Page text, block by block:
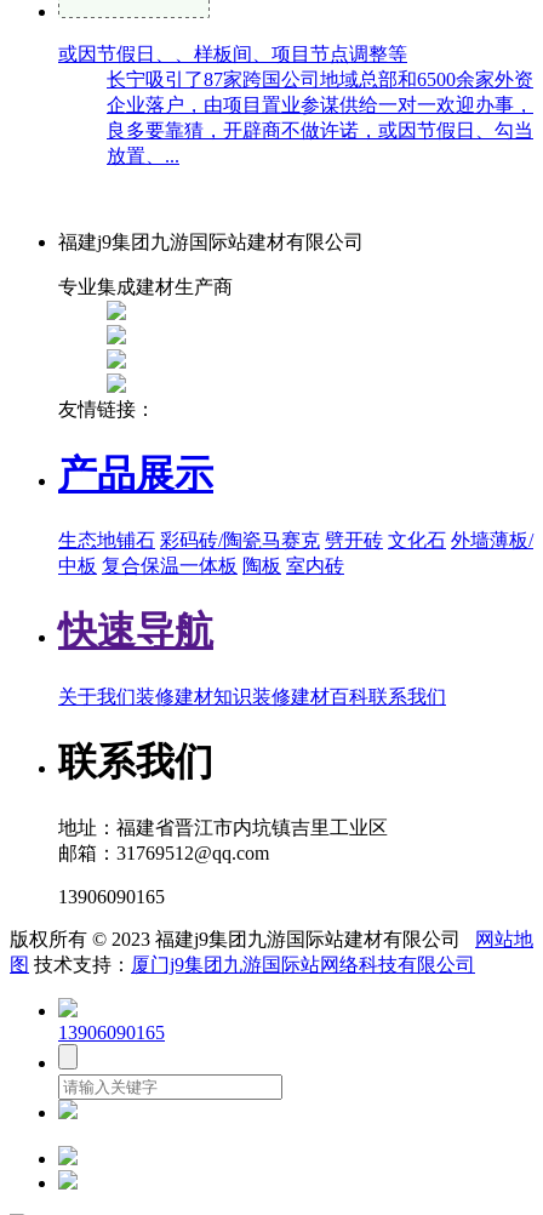
或因节假日、、样板间、项目节点调整等
长宁吸引了87家跨国公司地域总部和6500余家外资
企业落户，由项目置业参谋供给一对一欢迎办事，
良多要靠猜，开辟商不做许诺，或因节假日、勾当
放置、...
福建j9集团九游国际站建材有限公司
专业集成建材生产商
友情链接：
产品展示
生态地铺石 彩码砖/陶瓷马赛克 劈开砖 文化石 外墙薄板/
中板 复合保温一体板 陶板 室内砖
快速导航
关于我们装修建材知识装修建材百科联系我们
联系我们
地址：福建省晋江市内坑镇吉里工业区
邮箱：31769512@qq.com
13906090165
版权所有 © 2023 福建j9集团九游国际站建材有限公司
网站地
图 技术支持： 厦门j9集团九游国际站网络科技有限公司
13906090165